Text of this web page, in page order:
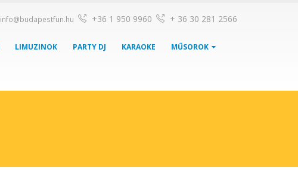
info@budapestfun.hu +36 1 950 9960 + 36 30 281 2566
LIMUZINOK PARTY DJ KARAOKE MŰSOROK